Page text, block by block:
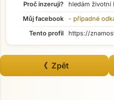
Proč inzeruji?
hledám životní
Můj facebook
- případné
Tento profil
https://
《 Zpět